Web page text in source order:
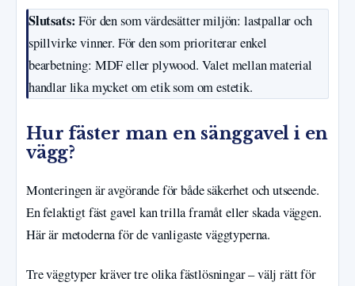
Slutsats: För den som värdesätter miljön: lastpallar och
spillvirke vinner. För den som prioriterar enkel
bearbetning: MDF eller plywood. Valet mellan material
handlar lika mycket om etik som om estetik.
Hur fäster man en sänggavel i en
vägg?
Monteringen är avgörande för både säkerhet och utseende.
En felaktigt fäst gavel kan trilla framåt eller skada väggen.
Här är metoderna för de vanligaste väggtyperna.
Tre väggtyper kräver tre olika fästlösningar – välj rätt för